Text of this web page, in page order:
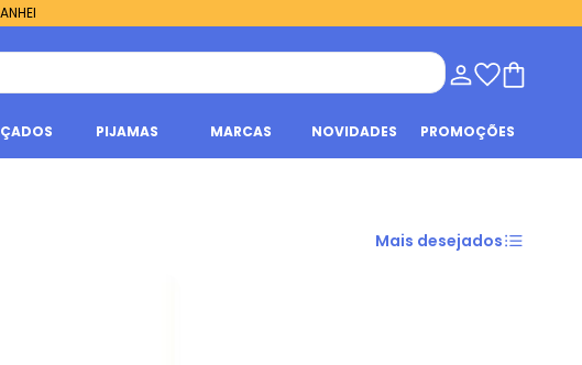
PIJAMAS MARCAS NOVIDADES PROMOÇÕES
Mais desejados